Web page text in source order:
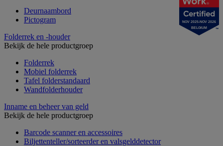
Deurnaambord
Pictogram
Folderrek en -houder
Bekijk de hele productgroep
Folderrek
Mobiel folderrek
Tafel folderstandaard
Wandfolderhouder
Inname en beheer van geld
Bekijk de hele productgroep
Barcode scanner en accessoires
Biljettenteller/sorteerder en valsgelddetector
NOV 2025-NOV 2026
BELGIUM